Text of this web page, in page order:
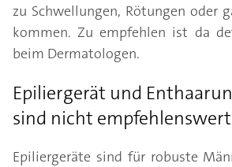
zu Schwellungen, Rötungen oder
kommen. Zu empfehlen ist da
beim Dermatologen.
Epiliergerät und
sind nicht empfehlenswert
Epiliergeräte sind für robuste